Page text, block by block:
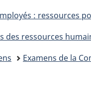
: ressources
des ressources
Examens de la